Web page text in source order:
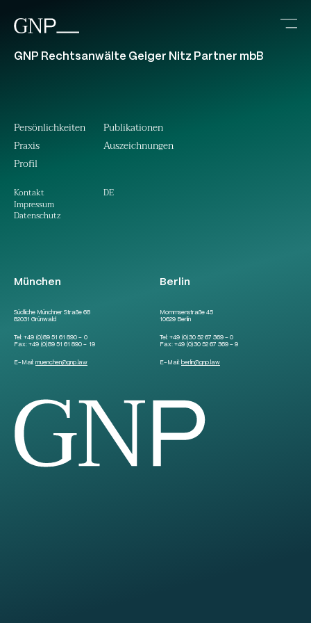
GNP Rechtsanwälte Geiger Nitz Partner mbB
München
Südliche Münchner Straße 68
82031 Grünwald
Tel:+49 (0)89 51 61 890 – 0
Fax:+49 (0)89 51 61 890 – 19
E-Mail:muenchen@gnp.law
Berlin
Mommsenstraße 45
10629 Berlin
Tel: +49 (0)30 52 67 369 – 0
Fax: +49 (0)30 52 67 369 – 9
E-Mail: berlin@gnp.law
Persönlichkeiten
Praxis
Profil
Kontakt
Impressum
Datenschutz
Publikationen
Auszeichnungen
DE